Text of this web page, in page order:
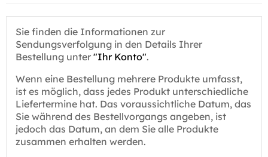
Sie finden die Informationen zur
Sendungsverfolgung in den Details Ihrer
Bestellung unter "Ihr Konto".
Wenn eine Bestellung mehrere Produkte umfasst,
ist es möglich, dass jedes Produkt unterschiedliche
Liefertermine hat. Das voraussichtliche Datum, das
Sie während des Bestellvorgangs angeben, ist
jedoch das Datum, an dem Sie alle Produkte
zusammen erhalten werden.